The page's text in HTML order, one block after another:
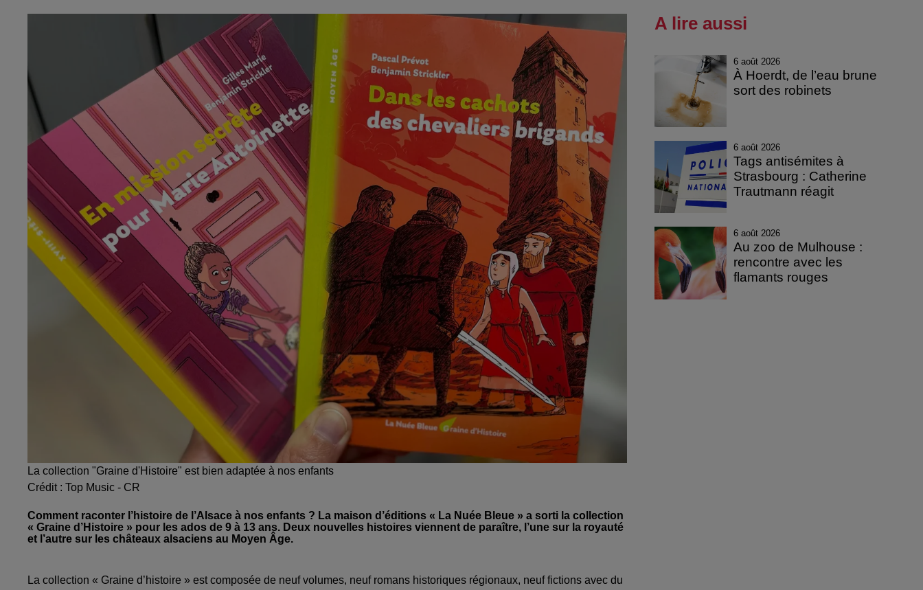
La collection "Graine d'Histoire" est bien adaptée à nos enfants
Crédit : Top Music - CR
Comment raconter l’histoire de l’Alsace à nos enfants ? La maison d’éditions « La Nuée Bleue » a sorti la collection
« Graine d’Histoire » pour les ados de 9 à 13 ans. Deux nouvelles histoires viennent de paraître, l’une sur la royauté
et l’autre sur les châteaux alsaciens au Moyen Âge.
La collection « Graine d’histoire » est composée de neuf volumes, neuf romans historiques régionaux, neuf fictions avec du
A lire aussi
6 août 2026
À Hoerdt, de l’eau brune
sort des robinets
6 août 2026
Tags antisémites à
Strasbourg : Catherine
Trautmann réagit
6 août 2026
Au zoo de Mulhouse :
rencontre avec les
flamants rouges